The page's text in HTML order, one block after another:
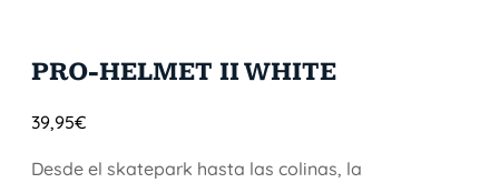
PRO-HELMET II WHITE
39,95€
Desde el skatepark hasta las colinas, la